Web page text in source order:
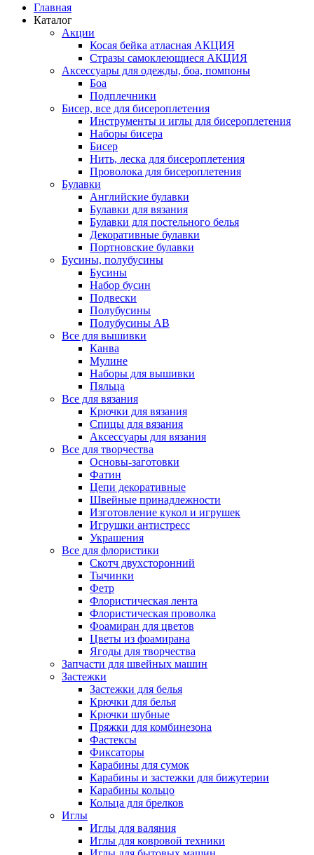
Главная
Каталог
Акции
Косая бейка атласная АКЦИЯ
Стразы самоклеющиеся АКЦИЯ
Аксессуары для одежды, боа, помпоны
Боа
Подплечники
Бисер, все для бисероплетения
Инструменты и иглы для бисероплетения
Наборы бисера
Бисер
Нить, леска для бисероплетения
Проволока для бисероплетения
Булавки
Английские булавки
Булавки для вязания
Булавки для постельного белья
Декоративные булавки
Портновские булавки
Бусины, полубусины
Бусины
Набор бусин
Подвески
Полубусины
Полубусины AB
Все для вышивки
Канва
Мулине
Наборы для вышивки
Пяльца
Все для вязания
Крючки для вязания
Спицы для вязания
Аксессуары для вязания
Все для творчества
Основы-заготовки
Фатин
Цепи декоративные
Швейные принадлежности
Изготовление кукол и игрушек
Игрушки антистресс
Украшения
Все для флористики
Скотч двухсторонний
Тычинки
Фетр
Флористическая лента
Флористическая проволка
Фоамиран для цветов
Цветы из фоамирана
Ягоды для творчества
Запчасти для швейных машин
Застежки
Застежки для белья
Крючки для белья
Крючки шубные
Пряжки для комбинезона
Фастексы
Фиксаторы
Карабины для сумок
Карабины и застежки для бижутерии
Карабины кольцо
Кольца для брелков
Иглы
Иглы для валяния
Иглы для ковровой техники